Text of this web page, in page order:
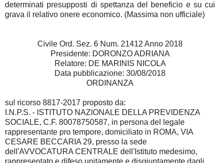
determinati presupposti di spettanza del beneficio e su cui
grava il relativo onere economico. (Massima non ufficiale)
Civile Ord. Sez. 6 Num. 21412 Anno 2018
Presidente: DORONZO ADRIANA
Relatore: DE MARINIS NICOLA
Data pubblicazione: 30/08/2018
ORDINANZA
sul ricorso 8817-2017 proposto da:
I.N.P.S. - ISTITUTO NAZIONALE DELLA PREVIDENZA
SOCIALE, C.F. 80078750587, in persona del legale
rappresentante pro tempore, domiciliato in ROMA, VIA
CESARE BECCARIA 29, presso la sede
dell'AVVOCATURA CENTRALE dell'Istituto medesimo,